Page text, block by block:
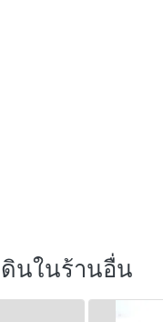
นในร้านอื่น